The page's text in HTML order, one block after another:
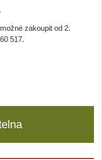
zakoupit od 2.
517.